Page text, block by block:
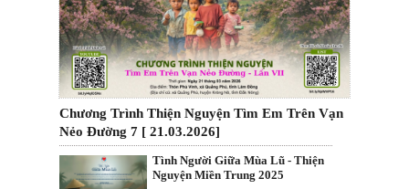
Chương Trình Thiện Nguyện Tìm Em Trên Vạn
Nẻo Đường 7 [ 21.03.2026]
Tình Người Giữa Mùa Lũ - Thiện
Nguyện Miền Trung 2025